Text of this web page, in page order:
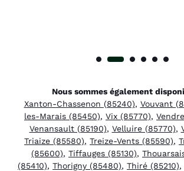
Nous sommes également
Xanton-Chassenon (85240), Vouvant
les-Marais (85450), Vix (85770),
Venansault (85190), Velluire (85770),
Triaize (85580), Treize-Vents (85590),
(85600), Tiffauges (85130),
(85410), Thorigny (85480), Thiré (85210),